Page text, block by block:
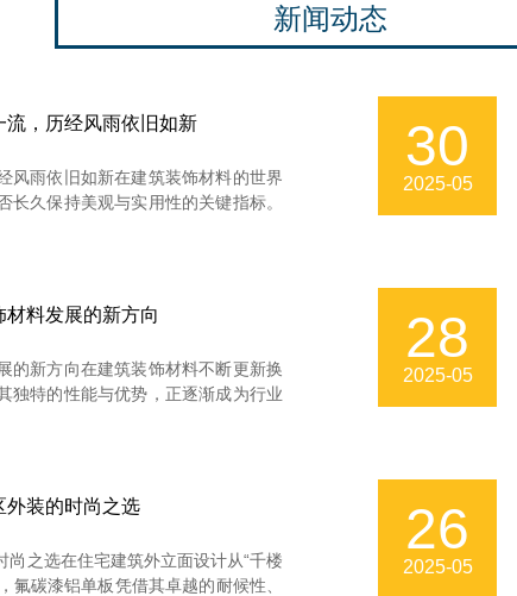
新闻动态
流，历经风雨依旧如新
风雨依旧如新在建筑装饰材料的世界
长久保持美观与实用性的关键指标。
30
2025-05
料发展的新方向
的新方向在建筑装饰材料不断更新换
独特的性能与优势，正逐渐成为行业
28
2025-05
外装的时尚之选
之选在住宅建筑外立面设计从“千楼
氟碳漆铝单板凭借其卓越的耐候性、
26
2025-05